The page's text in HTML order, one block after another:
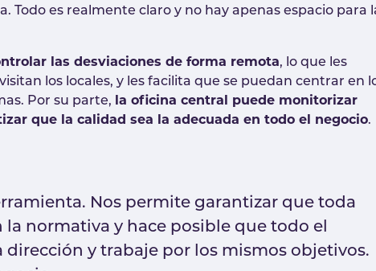
Todo es realmente claro y no hay apenas espacio para
las desviaciones de forma remota, lo que les
los locales, y les facilita que se puedan centrar en
Por su parte, la oficina central puede monitorizar
que la calidad sea la adecuada en todo el negocio.
Nos permite garantizar que toda
normativa y hace posible que todo el
y trabaje por los mismos objetivos.